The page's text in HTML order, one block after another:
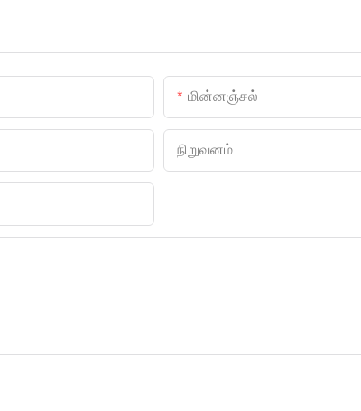
மின்னஞ்சல்
நிறுவனம்